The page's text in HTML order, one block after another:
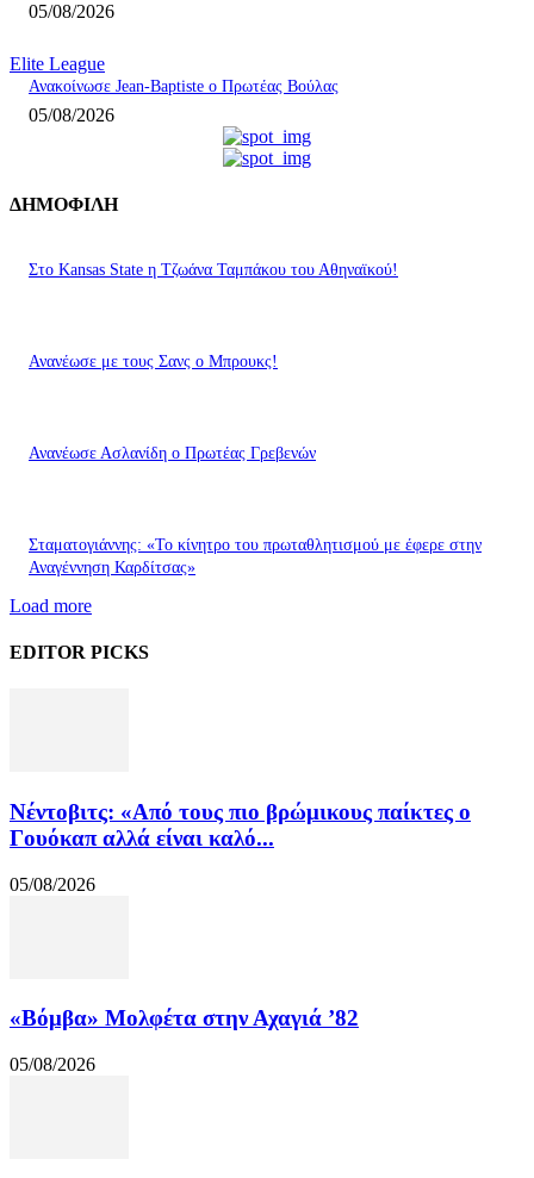
05/08/2026
Elite League
Ανακοίνωσε Jean-Baptiste ο Πρωτέας Βούλας
05/08/2026
ΔΗΜΟΦΙΛΗ
Στο Kansas State η Τζωάνα Ταμπάκου του Αθηναϊκού!
Ανανέωσε με τους Σανς ο Μπρουκς!
Ανανέωσε Ασλανίδη ο Πρωτέας Γρεβενών
Σταματογιάννης: «Το κίνητρο του πρωταθλητισμού με έφερε στην
Αναγέννηση Καρδίτσας»
Load more
EDITOR PICKS
Νέντοβιτς: «Από τους πιο βρώμικους παίκτες ο
Γουόκαπ αλλά είναι καλό...
05/08/2026
«Βόμβα» Μολφέτα στην Αχαγιά ’82
05/08/2026